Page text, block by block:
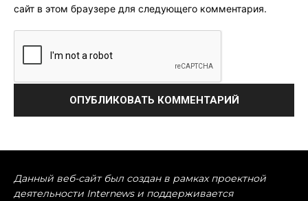
сайт в этом браузере для следующего комментария.
Данный веб-сайт был создан в рамках проектной
деятельности Internews и поддерживается